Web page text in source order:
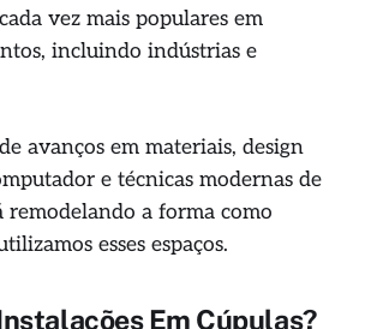
vez mais populares em
incluindo indústrias e
avanços em materiais, design
e técnicas modernas de
remodelando a forma como
esses espaços.
Em Cúpulas?